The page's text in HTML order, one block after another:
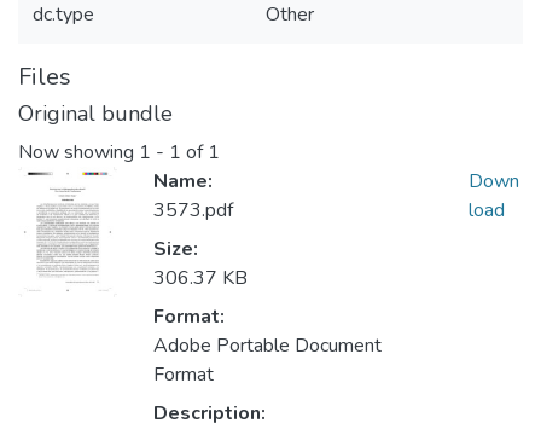
dc.type Other
Files
Original bundle
Now showing 1 - 1 of 1
Name:
3573.pdf
Size:
306.37 KB
Format:
Adobe Portable Document
Format
Description:
Down
load